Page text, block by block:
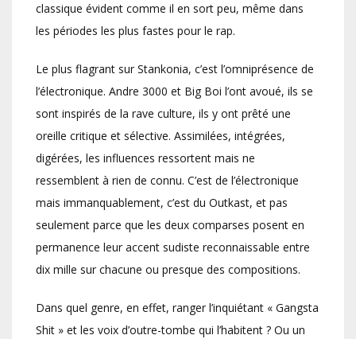
classique évident comme il en sort peu, même dans
les périodes les plus fastes pour le rap.
Le plus flagrant sur Stankonia, c’est l’omniprésence de
l’électronique. Andre 3000 et Big Boi l’ont avoué, ils se
sont inspirés de la rave culture, ils y ont prêté une
oreille critique et sélective. Assimilées, intégrées,
digérées, les influences ressortent mais ne
ressemblent à rien de connu. C’est de l’électronique
mais immanquablement, c’est du Outkast, et pas
seulement parce que les deux comparses posent en
permanence leur accent sudiste reconnaissable entre
dix mille sur chacune ou presque des compositions.
Dans quel genre, en effet, ranger l’inquiétant « Gangsta
Shit » et les voix d’outre-tombe qui l’habitent ? Ou un